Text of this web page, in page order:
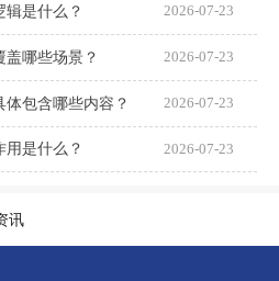
辑是什么？ 2026-07-23
哪些场景？ 2026-07-23
包含哪些内容？ 2026-07-23
用是什么？ 2026-07-23
讯